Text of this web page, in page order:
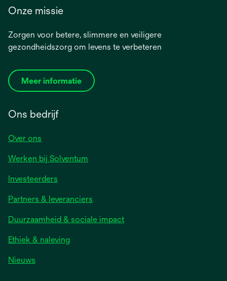
Onze missie
Zorgen voor betere, slimmere en veiligere
gezondheidszorg om levens te verbeteren
Meer informatie
Ons bedrijf
Over ons
Werken bij Solventum
Investeerders
Partners & leveranciers
Duurzaamheid & sociale impact
Ethiek & naleving
Nieuws